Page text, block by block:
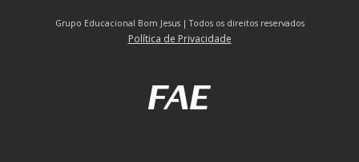
Grupo Educacional Bom Jesus | Todos os direitos reservados
Política de Privacidade